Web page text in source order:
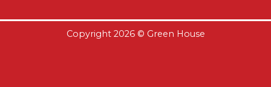
Copyright 2026 © Green House